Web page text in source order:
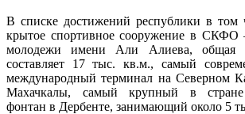
В списке достижений республики в том
крытое спортивное сооружение в СКФО
молодежи имени Али Алиева, общая
составляет 17 тыс. кв.м., самый
международный терминал на Северном
Махачкалы, самый крупный в стране
фонтан в Дербенте, занимающий около 5